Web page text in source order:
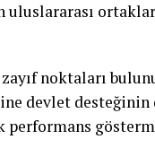
uluslararası
zayıf noktaları
devlet desteğinin